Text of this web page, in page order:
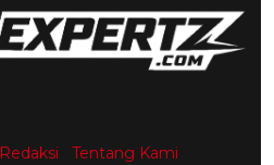
Redaksi
Tentang Kami